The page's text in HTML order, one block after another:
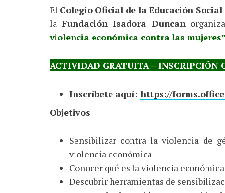
El Colegio Oficial de la Educación
laFundación Isadora Duncan
violencia económica contra las
ACTIVIDAD GRATUITA – INSCRIPCIÓN
Inscríbete aquí: https://
Objetivos
Sensibilizar contra la violencia de
violencia económica
Conocer qué es la violencia
Descubrir herramientas de